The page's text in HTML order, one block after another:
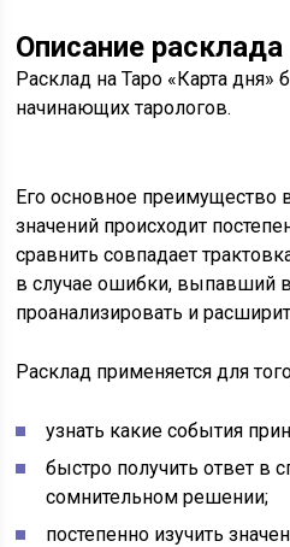
Описание
Расклад на Таро «Карта дня»
начинающих тарологов.
Его основное преимущество
значений происходит
сравнить совпадает
в случае ошибки, выпавший
проанализировать и
Расклад применяется для
узнать какие события
быстро получить ответ в
сомнительном решении;
постепенно изучить